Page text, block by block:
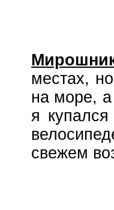
местах,
на море,
я
свежем